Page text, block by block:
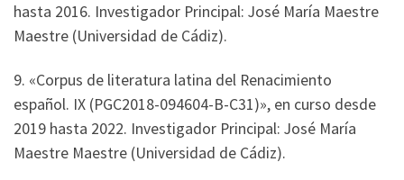
hasta 2016. Investigador Principal: José María Maestre
Maestre (Universidad de Cádiz).
9. «Corpus de literatura latina del Renacimiento
español. IX (PGC2018-094604-B-C31)», en curso desde
2019 hasta 2022. Investigador Principal: José María
Maestre Maestre (Universidad de Cádiz).